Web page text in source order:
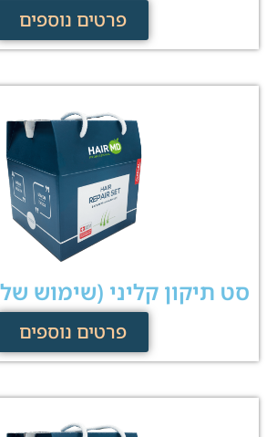
פרטים נוספים
סט תיקון קליני (שימוש של 3 חודשים)
פרטים נוספים